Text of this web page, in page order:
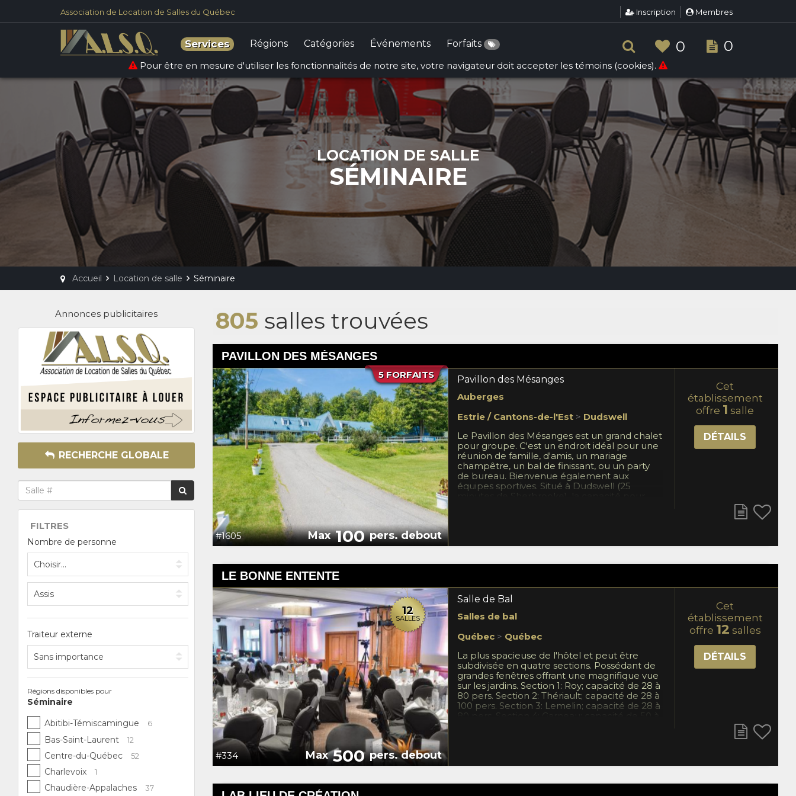
Association de Location de Salles du Québec Inscription Membres
Services Régions Catégories Événements Forfaits 0 0
Pour être en mesure d'utiliser les fonctionnalités de notre site, votre navigateur doit accepter les témoins (cookies).
LOCATION DE SALLE
SÉMINAIRE
Accueil Location de salle Séminaire
Annonces publicitaires
RECHERCHE GLOBALE
FILTRES
Nombre de personne
Traiteur externe
Régions disponibles pour
Séminaire
Abitibi-Témiscamingue
6
Bas-Saint-Laurent 12
Centre-du-Québec 52
Charlevoix 1
Chaudière-Appalaches 37
805 salles trouvées
PAVILLON DES MÉSANGES
5 FORFAITS
#1605 Max100pers. debout
Pavillon des Mésanges
Auberges
Estrie / Cantons-de-l'Est> Dudswell
Le Pavillon des Mésanges est un grand chalet
pour groupe. C'est un endroit idéal pour une
réunion de famille, d'amis, un mariage
champêtre, un bal de finissant, ou un party
de bureau. Bienvenue également aux
équipes sportives. Situé à Dudswell (25
minutes de Sherbrooke), la capacité pour
quelques tentes. Cuisine complète, piscine -
231335 délivré le 07-04-2025 expire le 01-05-
Cet
établissement
offre 1 salle
DÉTAILS
LE BONNE ENTENTE
12
SALLES
#334 Max500pers. debout
Salle de Bal
Salles de bal
Québec> Québec
La plus spacieuse de l'hôtel et peut être
subdivisée en quatre sections. Possédant de
grandes fenêtres offrant une magnifique vue
sur les jardins. Section 1: Roy; capacité de 28 à
80 pers. Section 2: Thériault; capacité de 28 à
100 pers. Section 3: Lemelin; capacité de 28 à
80 pers. Section 4: Garneau; capacité de 50 à
Cet
établissement
offre 12 salles
DÉTAILS